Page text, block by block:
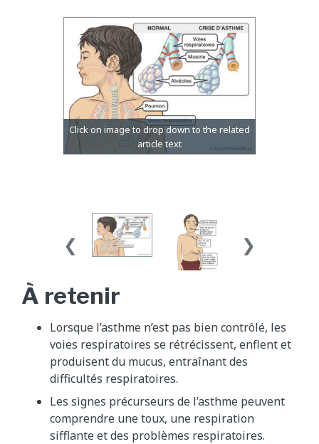
À retenir
Lorsque l’asthme n’est pas bien contrôlé, les
voies respiratoires se rétrécissent, enflent et
produisent du mucus, entraînant des
difficultés respiratoires.
Les signes précurseurs de l’asthme peuvent
comprendre une toux, une respiration
sifflante et des problèmes respiratoires.